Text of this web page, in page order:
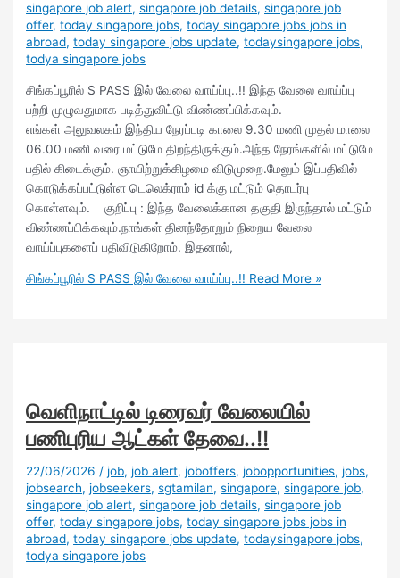
singapore job alert,singapore job details,singapore job
offer,today singapore jobs,today singapore jobs jobs in
abroad,today singapore jobs update,todaysingapore jobs,
todya singapore jobs
சிங்கப்பூரில் S PASS இல் வேலை வாய்ப்பு..!! இந்த வேலை வாய்ப்பு
பற்றி முழுவதுமாக படித்துவிட்டு விண்ணப்பிக்கவும்.
எங்கள் அலுவலகம் இந்திய நேரப்படி காலை 9.30 மணி முதல் மாலை
06.00 மணி வரை மட்டுமே திறந்திருக்கும்.அந்த நேரங்களில் மட்டுமே
பதில் கிடைக்கும். ஞாயிற்றுக்கிழமை விடுமுறை.மேலும் இப்பதிவில்
கொடுக்கப்பட்டுள்ள டெலெக்ராம் id க்கு மட்டும் தொடர்பு
கொள்ளவும். குறிப்பு : இந்த வேலைக்கான தகுதி இருந்தால் மட்டும்
விண்ணப்பிக்கவும்.நாங்கள் தினந்தோறும் நிறைய வேலை
வாய்ப்புகளைப் பதிவிடுகிறோம். இதனால்,
சிங்கப்பூரில் S PASS இல் வேலை வாய்ப்பு..!! Read More »
வெளிநாட்டில் டிரைவர் வேலையில்
பணிபுரிய ஆட்கள் தேவை..!!
22/06/2026 /job,job alert,joboffers,jobopportunities,jobs,
jobsearch,jobseekers,sgtamilan,singapore,singapore job,
singapore job alert,singapore job details,singapore job
offer,today singapore jobs,today singapore jobs jobs in
abroad,today singapore jobs update,todaysingapore jobs,
todya singapore jobs